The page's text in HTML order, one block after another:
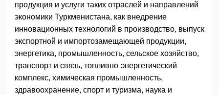
продукция и услуги таких отраслей и направлений
экономики Туркменистана, как внедрение
инновационных технологий в производство, выпуск
экспортной и импортозамещающей продукции,
энергетика, промышленность, сельское хозяйство,
транспорт и связь, топливно-энергетический
комплекс, химическая промышленность,
здравоохранение, спорт и туризма, наука и